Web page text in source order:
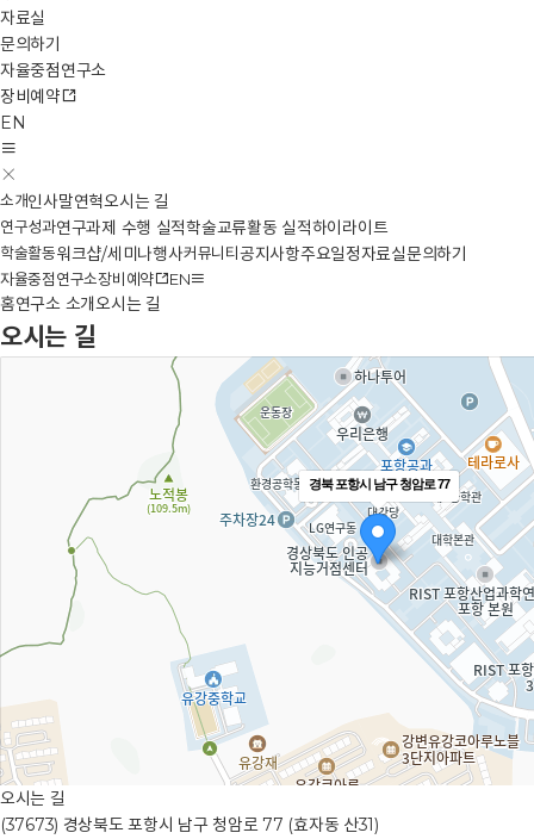
자료실
문의하기
자율중점연구소
장비예약
EN
소개인사말연혁오시는 길
연구성과연구과제 수행 실적학술교류활동 실적하이라이트
학술활동워크샵/세미나행사커뮤니티공지사항주요일정자료실문의하기
자율중점연구소장비예약 EN
홈연구소 소개오시는 길
오시는 길
경북 포항시 남구 청암로 77
오시는 길
(37673) 경상북도 포항시 남구 청암로 77 (효자동 산31)